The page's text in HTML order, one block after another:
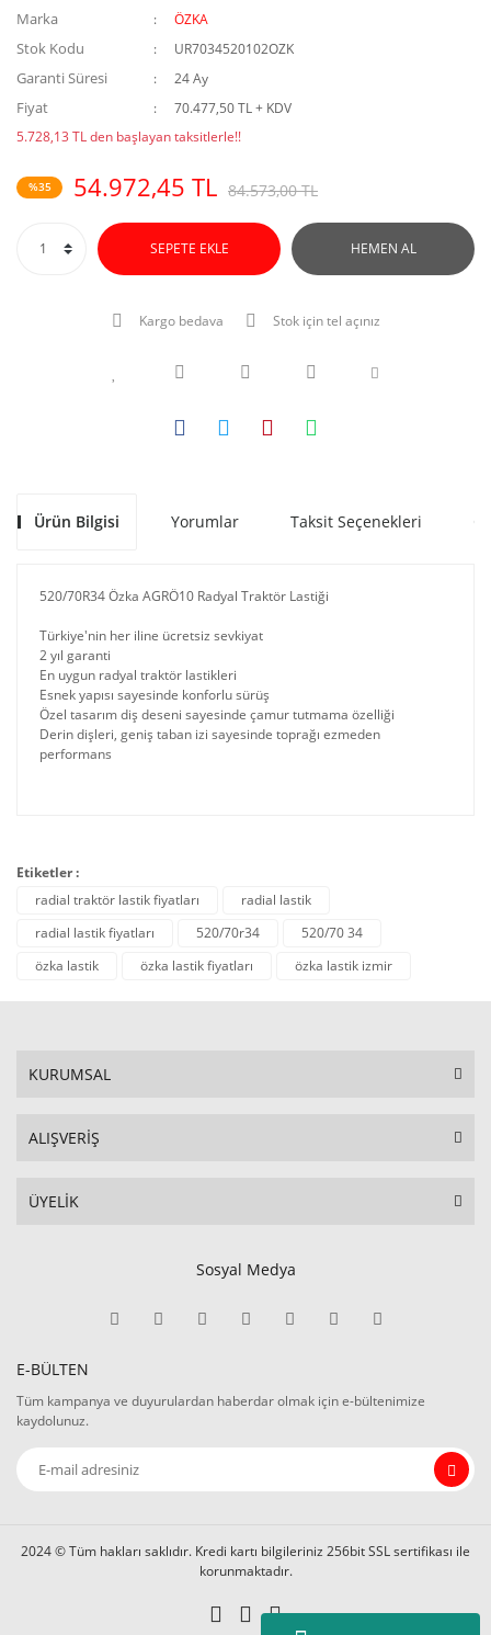
Marka ÖZKA
Stok Kodu UR7034520102OZK
Garanti Süresi 24 Ay
Fiyat
70.477,50 TL + KDV
5.728,13 TL den başlayan taksitlerle!!
%35 54.972,45 TL 84.573,00 TL
SEPETE EKLE HEMEN AL
Kargo bedava Stok için tel açınız
Ürün Bilgisi Yorumlar Taksit Seçenekleri
520/70R34 Özka AGRÖ10 Radyal Traktör Lastiği
Türkiye'nin her iline ücretsiz sevkiyat
2 yıl garanti
En uygun radyal traktör lastikleri
Esnek yapısı sayesinde konforlu sürüş
Özel tasarım diş deseni sayesinde çamur tutmama özelliği
Derin dişleri, geniş taban izi sayesinde toprağı ezmeden
performans
Etiketler :
radial traktör lastik fiyatları
radial lastik
radial lastik fiyatları
520/70r34
520/70 34
özka lastik
özka lastik fiyatları özka lastik izmir
KURUMSAL
ALIŞVERİŞ
ÜYELİK
Sosyal Medya
E-BÜLTEN
Tüm kampanya ve duyurulardan haberdar olmak için e-bültenimize
kaydolunuz.
2024 © Tüm hakları saklıdır. Kredi kartı bilgileriniz 256bit SSL sertifikası ile
korunmaktadır.